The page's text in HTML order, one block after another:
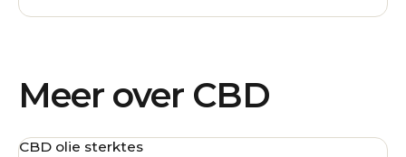
Meer over CBD
CBD olie sterktes